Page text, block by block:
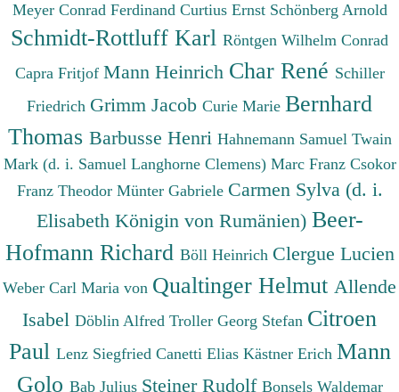
Meyer Conrad Ferdinand Curtius Ernst Schönberg Arnold
Schmidt-Rottluff Karl Röntgen Wilhelm Conrad
Capra Fritjof Mann Heinrich Char René Schiller
Friedrich Grimm Jacob Curie Marie Bernhard
Thomas Barbusse Henri Hahnemann Samuel Twain
Mark (d. i. Samuel Langhorne Clemens) Marc Franz Csokor
Franz Theodor Münter Gabriele Carmen Sylva (d. i.
Elisabeth Königin von Rumänien) Beer-
Hofmann Richard Böll Heinrich Clergue Lucien
Weber Carl Maria von Qualtinger Helmut Allende
Isabel Döblin Alfred Troller Georg Stefan Citroen
Paul Lenz Siegfried Canetti Elias Kästner Erich Mann
Golo Bab Julius Steiner Rudolf Bonsels Waldemar